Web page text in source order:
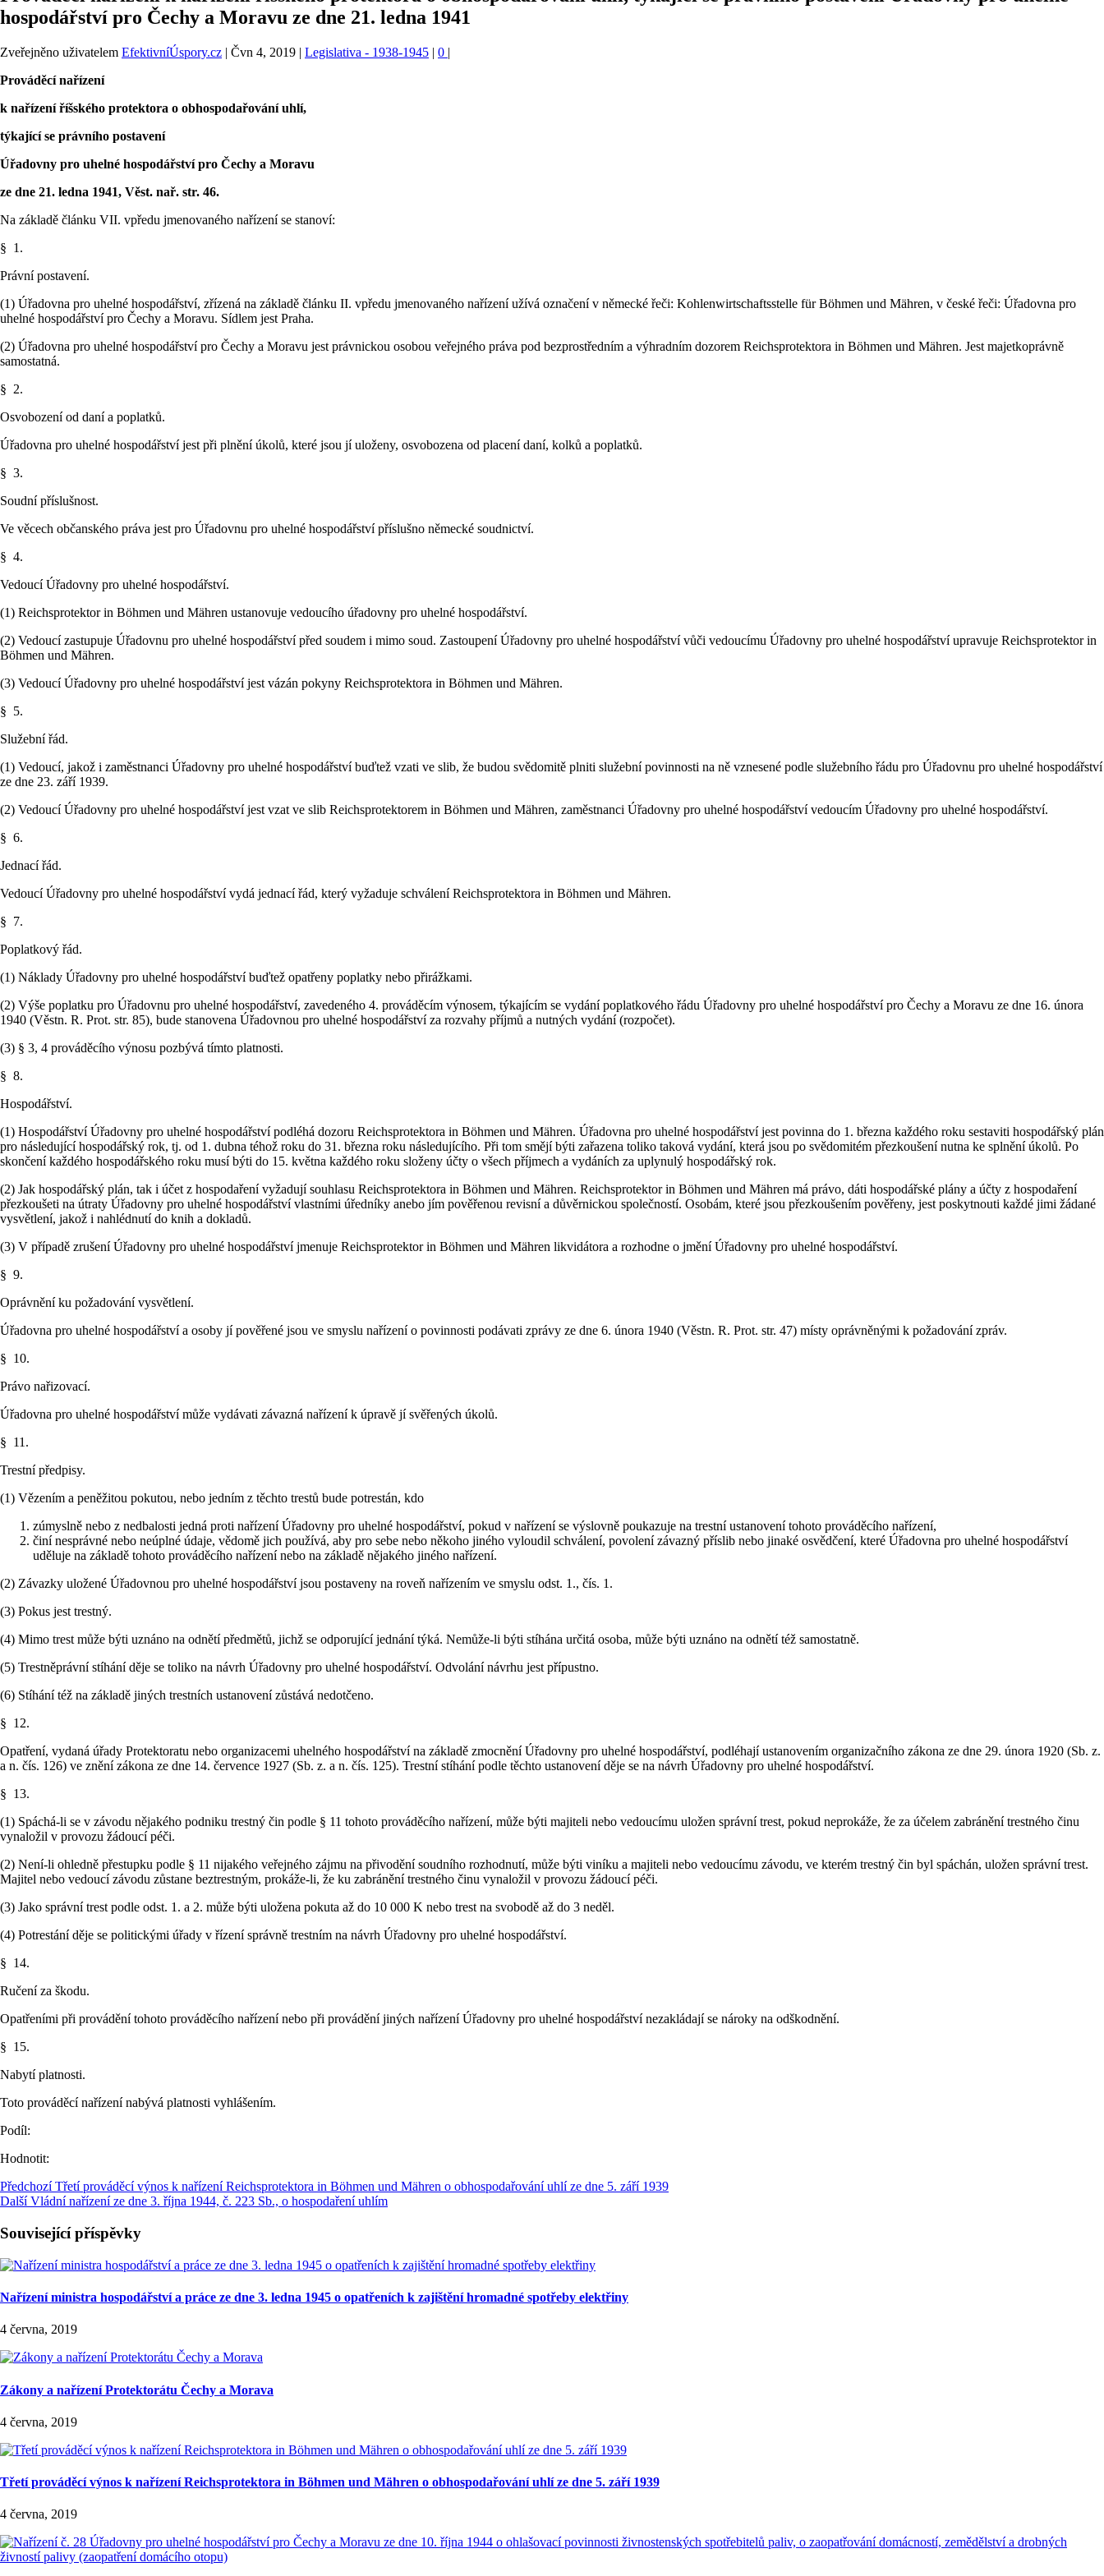
hospodářství pro Čechy a Moravu ze dne 21. ledna 1941
Zveřejněno uživatelem EfektivníÚspory.cz | Čvn 4, 2019 | Legislativa - 1938-1945 | 0 |
Prováděcí nařízení
k nařízení říšského protektora o obhospodařování uhlí,
týkající se právního postavení
Úřadovny pro uhelné hospodářství pro Čechy a Moravu
ze dne 21. ledna 1941, Věst. nař. str. 46.
Na základě článku VII. vpředu jmenovaného nařízení se stanoví:
§ 1.
Právní postavení.
(1) Úřadovna pro uhelné hospodářství, zřízená na základě článku II. vpředu jmenovaného nařízení užívá označení v německé řeči: Kohlenwirtschaftsstelle für Böhmen und Mähren, v české řeči: Úřadovna pro
uhelné hospodářství pro Čechy a Moravu. Sídlem jest Praha.
(2) Úřadovna pro uhelné hospodářství pro Čechy a Moravu jest právnickou osobou veřejného práva pod bezprostředním a výhradním dozorem Reichsprotektora in Böhmen und Mähren. Jest majetkoprávně
samostatná.
§ 2.
Osvobození od daní a poplatků.
Úřadovna pro uhelné hospodářství jest při plnění úkolů, které jsou jí uloženy, osvobozena od placení daní, kolků a poplatků.
§ 3.
Soudní příslušnost.
Ve věcech občanského práva jest pro Úřadovnu pro uhelné hospodářství příslušno německé soudnictví.
§ 4.
Vedoucí Úřadovny pro uhelné hospodářství.
(1) Reichsprotektor in Böhmen und Mähren ustanovuje vedoucího úřadovny pro uhelné hospodářství.
(2) Vedoucí zastupuje Úřadovnu pro uhelné hospodářství před soudem i mimo soud. Zastoupení Úřadovny pro uhelné hospodářství vůči vedoucímu Úřadovny pro uhelné hospodářství upravuje Reichsprotektor in
Böhmen und Mähren.
(3) Vedoucí Úřadovny pro uhelné hospodářství jest vázán pokyny Reichsprotektora in Böhmen und Mähren.
§ 5.
Služební řád.
(1) Vedoucí, jakož i zaměstnanci Úřadovny pro uhelné hospodářství buďtež vzati ve slib, že budou svědomitě plniti služební povinnosti na ně vznesené podle služebního řádu pro Úřadovnu pro uhelné hospodářství
ze dne 23. září 1939.
(2) Vedoucí Úřadovny pro uhelné hospodářství jest vzat ve slib Reichsprotektorem in Böhmen und Mähren, zaměstnanci Úřadovny pro uhelné hospodářství vedoucím Úřadovny pro uhelné hospodářství.
§ 6.
Jednací řád.
Vedoucí Úřadovny pro uhelné hospodářství vydá jednací řád, který vyžaduje schválení Reichsprotektora in Böhmen und Mähren.
§ 7.
Poplatkový řád.
(1) Náklady Úřadovny pro uhelné hospodářství buďtež opatřeny poplatky nebo přirážkami.
(2) Výše poplatku pro Úřadovnu pro uhelné hospodářství, zavedeného 4. prováděcím výnosem, týkajícím se vydání poplatkového řádu Úřadovny pro uhelné hospodářství pro Čechy a Moravu ze dne 16. února
1940 (Věstn. R. Prot. str. 85), bude stanovena Úřadovnou pro uhelné hospodářství za rozvahy příjmů a nutných vydání (rozpočet).
(3) § 3, 4 prováděcího výnosu pozbývá tímto platnosti.
§ 8.
Hospodářství.
(1) Hospodářství Úřadovny pro uhelné hospodářství podléhá dozoru Reichsprotektora in Böhmen und Mähren. Úřadovna pro uhelné hospodářství jest povinna do 1. března každého roku sestaviti hospodářský plán
pro následující hospodářský rok, tj. od 1. dubna téhož roku do 31. března roku následujícího. Při tom smějí býti zařazena toliko taková vydání, která jsou po svědomitém přezkoušení nutna ke splnění úkolů. Po
skončení každého hospodářského roku musí býti do 15. května každého roku složeny účty o všech příjmech a vydáních za uplynulý hospodářský rok.
(2) Jak hospodářský plán, tak i účet z hospodaření vyžadují souhlasu Reichsprotektora in Böhmen und Mähren. Reichsprotektor in Böhmen und Mähren má právo, dáti hospodářské plány a účty z hospodaření
přezkoušeti na útraty Úřadovny pro uhelné hospodářství vlastními úředníky anebo jím pověřenou revisní a důvěrnickou společností. Osobám, které jsou přezkoušením pověřeny, jest poskytnouti každé jimi žádané
vysvětlení, jakož i nahlédnutí do knih a dokladů.
(3) V případě zrušení Úřadovny pro uhelné hospodářství jmenuje Reichsprotektor in Böhmen und Mähren likvidátora a rozhodne o jmění Úřadovny pro uhelné hospodářství.
§ 9.
Oprávnění ku požadování vysvětlení.
Úřadovna pro uhelné hospodářství a osoby jí pověřené jsou ve smyslu nařízení o povinnosti podávati zprávy ze dne 6. února 1940 (Věstn. R. Prot. str. 47) místy oprávněnými k požadování zpráv.
§ 10.
Právo nařizovací.
Úřadovna pro uhelné hospodářství může vydávati závazná nařízení k úpravě jí svěřených úkolů.
§ 11.
Trestní předpisy.
(1) Vězením a peněžitou pokutou, nebo jedním z těchto trestů bude potrestán, kdo
zúmyslně nebo z nedbalosti jedná proti nařízení Úřadovny pro uhelné hospodářství, pokud v nařízení se výslovně poukazuje na trestní ustanovení tohoto prováděcího nařízení,
činí nesprávné nebo neúplné údaje, vědomě jich používá, aby pro sebe nebo někoho jiného vyloudil schválení, povolení závazný příslib nebo jinaké osvědčení, které Úřadovna pro uhelné hospodářství
uděluje na základě tohoto prováděcího nařízení nebo na základě nějakého jiného nařízení.
(2) Závazky uložené Úřadovnou pro uhelné hospodářství jsou postaveny na roveň nařízením ve smyslu odst. 1., čís. 1.
(3) Pokus jest trestný.
(4) Mimo trest může býti uznáno na odnětí předmětů, jichž se odporující jednání týká. Nemůže-li býti stíhána určitá osoba, může býti uznáno na odnětí též samostatně.
(5) Trestněprávní stíhání děje se toliko na návrh Úřadovny pro uhelné hospodářství. Odvolání návrhu jest přípustno.
(6) Stíhání též na základě jiných trestních ustanovení zůstává nedotčeno.
§ 12.
Opatření, vydaná úřady Protektoratu nebo organizacemi uhelného hospodářství na základě zmocnění Úřadovny pro uhelné hospodářství, podléhají ustanovením organizačního zákona ze dne 29. února 1920 (Sb. z.
a n. čís. 126) ve znění zákona ze dne 14. července 1927 (Sb. z. a n. čís. 125). Trestní stíhání podle těchto ustanovení děje se na návrh Úřadovny pro uhelné hospodářství.
§ 13.
(1) Spáchá-li se v závodu nějakého podniku trestný čin podle § 11 tohoto prováděcího nařízení, může býti majiteli nebo vedoucímu uložen správní trest, pokud neprokáže, že za účelem zabránění trestného činu
vynaložil v provozu žádoucí péči.
(2) Není-li ohledně přestupku podle § 11 nijakého veřejného zájmu na přivodění soudního rozhodnutí, může býti viníku a majiteli nebo vedoucímu závodu, ve kterém trestný čin byl spáchán, uložen správní trest.
Majitel nebo vedoucí závodu zůstane beztrestným, prokáže-li, že ku zabránění trestného činu vynaložil v provozu žádoucí péči.
(3) Jako správní trest podle odst. 1. a 2. může býti uložena pokuta až do 10 000 K nebo trest na svobodě až do 3 neděl.
(4) Potrestání děje se politickými úřady v řízení správně trestním na návrh Úřadovny pro uhelné hospodářství.
§ 14.
Ručení za škodu.
Opatřeními při provádění tohoto prováděcího nařízení nebo při provádění jiných nařízení Úřadovny pro uhelné hospodářství nezakládají se nároky na odškodnění.
§ 15.
Nabytí platnosti.
Toto prováděcí nařízení nabývá platnosti vyhlášením.
Podíl:
Hodnotit:
Předchozí Třetí prováděcí výnos k nařízení Reichsprotektora in Böhmen und Mähren o obhospodařování uhlí ze dne 5. září 1939
Další Vládní nařízení ze dne 3. října 1944, č. 223 Sb., o hospodaření uhlím
Související příspěvky
Nařízení ministra hospodářství a práce ze dne 3. ledna 1945 o opatřeních k zajištění hromadné spotřeby elektřiny
4 června, 2019
Zákony a nařízení Protektorátu Čechy a Morava
4 června, 2019
Třetí prováděcí výnos k nařízení Reichsprotektora in Böhmen und Mähren o obhospodařování uhlí ze dne 5. září 1939
4 června, 2019